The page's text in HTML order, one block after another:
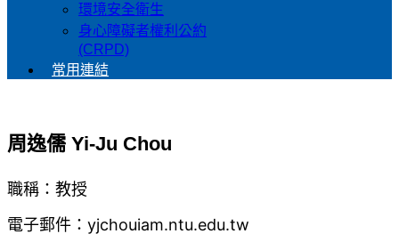
環境安全衛生
身心障礙者權利公約
(CRPD)
常用連結
周逸儒 Yi-Ju Chou
職稱：教授
電子郵件：yjchouiam.ntu.edu.tw